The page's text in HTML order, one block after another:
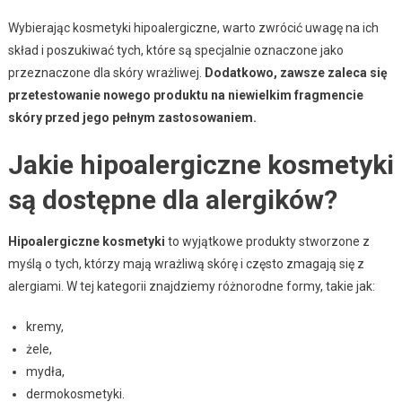
Wybierając kosmetyki hipoalergiczne, warto zwrócić uwagę na ich
skład i poszukiwać tych, które są specjalnie oznaczone jako
przeznaczone dla skóry wrażliwej.
Dodatkowo, zawsze zaleca się
przetestowanie nowego produktu na niewielkim fragmencie
skóry przed jego pełnym zastosowaniem.
Jakie hipoalergiczne kosmetyki
są dostępne dla alergików?
Hipoalergiczne kosmetyki to wyjątkowe produkty stworzone z
myślą o tych, którzy mają wrażliwą skórę i często zmagają się z
alergiami. W tej kategorii znajdziemy różnorodne formy, takie jak:
kremy,
żele,
mydła,
dermokosmetyki.